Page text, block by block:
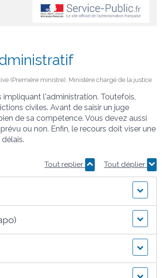
(Première ministre), Ministère chargé de la justice
l'administration. Toutefois,
civiles. Avant de saisir un juge
de sa compétence. Vous devez aussi
ou non. Enfin, le recours doit viser une
Tout replier Tout déplier